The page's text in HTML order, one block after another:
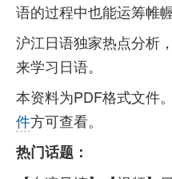
语的过程中也能运筹帷
沪江日语独家热点分析
来学习日语。
本资料为PDF格式文件
件方可查看。
热门话题：